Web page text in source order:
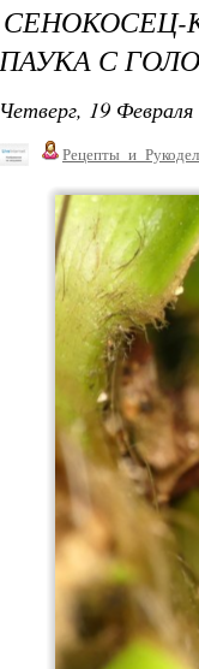
ПАУКА С
Четверг, 19